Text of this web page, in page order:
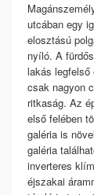
utcában egy
elosztású
nyíló. A
lakás legfelső
csak nagyon
ritkaság. Az
első felében
galéria is
galéria
inverteres
éjszakai